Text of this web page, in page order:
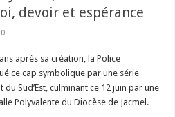
devoir et espérance
0
après sa création, la Police
ce cap symbolique par une série
Sud’Est, culminant ce 12 juin par une
Polyvalente du Diocèse de Jacmel.